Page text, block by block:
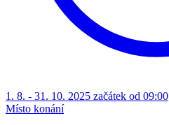
1. 8. - 31. 10. 2025 začátek od 09:00
Místo konání